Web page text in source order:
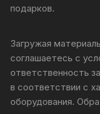
подарков.
Загружая
соглашаетесь с
ответственность
в соответствии с
оборудования.